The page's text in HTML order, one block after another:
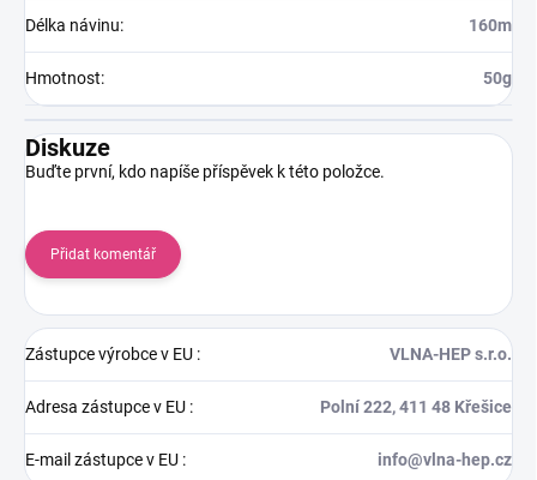
Délka návinu: 160m
Hmotnost: 50g
Diskuze
Buďte první, kdo napíše příspěvek k této položce.
Přidat komentář
Zástupce výrobce v EU : VLNA-HEP s.r.o.
Adresa zástupce v EU : Polní 222, 411 48 Křešice
E-mail zástupce v EU : info@vlna-hep.cz